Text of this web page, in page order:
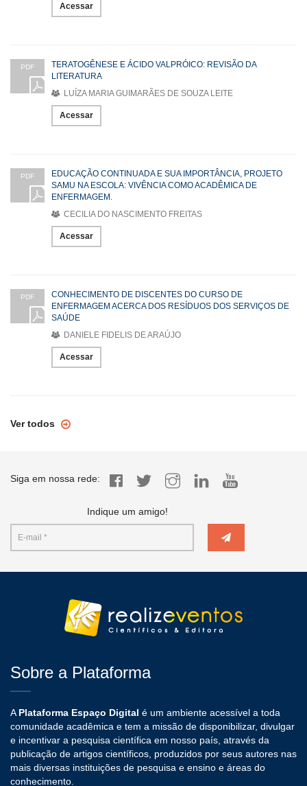
Acessar
PDF
TERATOGÊNESE E ÁCIDO VALPRÓICO: REVISÃO DA
LITERATURA
LUÍZA MARIA GUIMARÃES DE SOUZA LEITE
Acessar
PDF
EDUCAÇÃO CONTINUADA E SUA IMPORTÂNCIA, PROJETO
SAMU NA ESCOLA: VIVÊNCIA COMO ACADÊMICA DE
ENFERMAGEM.
CECILIA DO NASCIMENTO FREITAS
Acessar
PDF
CONHECIMENTO DE DISCENTES DO CURSO DE
ENFERMAGEM ACERCA DOS RESÍDUOS DOS SERVIÇOS DE
SAÚDE
DANIELE FIDELIS DE ARAÚJO
Acessar
Ver todos
Siga em nossa rede:
Indique um amigo!
Sobre a Plataforma
A Plataforma Espaço Digital é um ambiente acessível a toda
comunidade acadêmica e tem a missão de disponibilizar, divulgar
e incentivar a pesquisa científica em nosso país, através da
publicação de artigos científicos, produzidos por seus autores nas
mais diversas instituições de pesquisa e ensino e áreas do
conhecimento.